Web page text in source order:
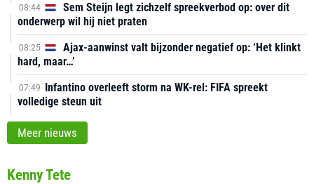
08:44
Sem Steijn legt zichzelf spreekverbod op: over dit
onderwerp wil hij niet praten
08:25
Ajax-aanwinst valt bijzonder negatief op: ‘Het klinkt
hard, maar…’
07:49 Infantino overleeft storm na WK-rel: FIFA spreekt
volledige steun uit
Meer nieuws
Kenny Tete